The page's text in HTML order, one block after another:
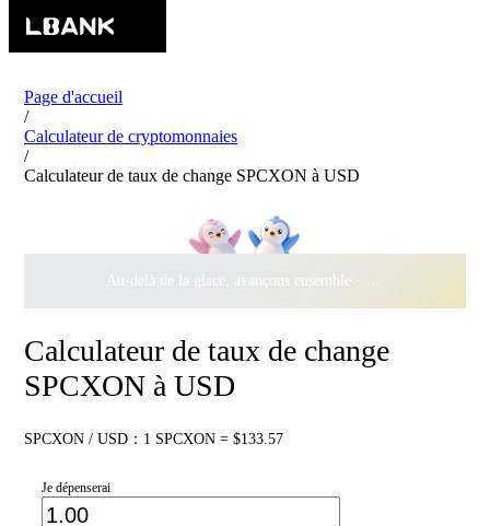
Page d'accueil
/
Calculateur de cryptomonnaies
/
Calculateur de taux de change SPCXON à USD
Au-delà de la glace, avançons ensemble ·
500 000 $
Calculateur de taux de change
SPCXON à USD
SPCXON / USD：1 SPCXON = $133.57
Je dépenserai